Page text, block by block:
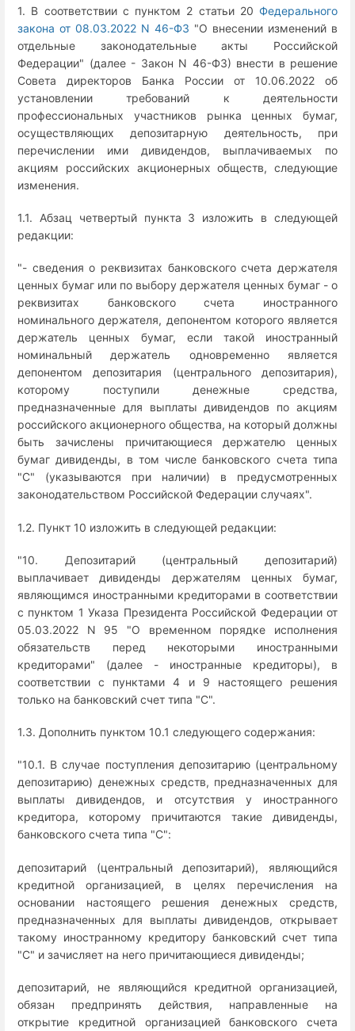
1. В соответствии с пунктом 2 статьи 20 Федерального
закона от 08.03.2022 N 46-ФЗ "О внесении изменений в
отдельные законодательные акты Российской
Федерации" (далее - Закон N 46-ФЗ) внести в решение
Совета директоров Банка России от 10.06.2022 об
установлении требований к деятельности
профессиональных участников рынка ценных бумаг,
осуществляющих депозитарную деятельность, при
перечислении ими дивидендов, выплачиваемых по
акциям российских акционерных обществ, следующие
изменения.
1.1. Абзац четвертый пункта 3 изложить в следующей
редакции:
"- сведения о реквизитах банковского счета держателя
ценных бумаг или по выбору держателя ценных бумаг - о
реквизитах банковского счета иностранного
номинального держателя, депонентом которого является
держатель ценных бумаг, если такой иностранный
номинальный держатель одновременно является
депонентом депозитария (центрального депозитария),
которому поступили денежные средства,
предназначенные для выплаты дивидендов по акциям
российского акционерного общества, на который должны
быть зачислены причитающиеся держателю ценных
бумаг дивиденды, в том числе банковского счета типа
"C" (указываются при наличии) в предусмотренных
законодательством Российской Федерации случаях".
1.2. Пункт 10 изложить в следующей редакции:
"10. Депозитарий (центральный депозитарий)
выплачивает дивиденды держателям ценных бумаг,
являющимся иностранными кредиторами в соответствии
с пунктом 1 Указа Президента Российской Федерации от
05.03.2022 N 95 "О временном порядке исполнения
обязательств перед некоторыми иностранными
кредиторами" (далее - иностранные кредиторы), в
соответствии с пунктами 4 и 9 настоящего решения
только на банковский счет типа "C".
1.3. Дополнить пунктом 10.1 следующего содержания:
"10.1. В случае поступления депозитарию (центральному
депозитарию) денежных средств, предназначенных для
выплаты дивидендов, и отсутствия у иностранного
кредитора, которому причитаются такие дивиденды,
банковского счета типа "C":
депозитарий (центральный депозитарий), являющийся
кредитной организацией, в целях перечисления на
основании настоящего решения денежных средств,
предназначенных для выплаты дивидендов, открывает
такому иностранному кредитору банковский счет типа
"C" и зачисляет на него причитающиеся дивиденды;
депозитарий, не являющийся кредитной организацией,
обязан предпринять действия, направленные на
открытие кредитной организацией банковского счета